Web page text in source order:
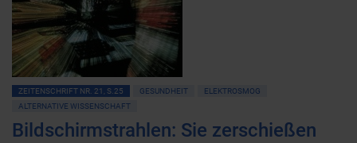
ZEITENSCHRIFT NR. 21, S.25 GESUNDHEIT
ELEKTROSMOG
ALTERNATIVE WISSENSCHAFT
Bildschirmstrahlen: Sie zerschießen